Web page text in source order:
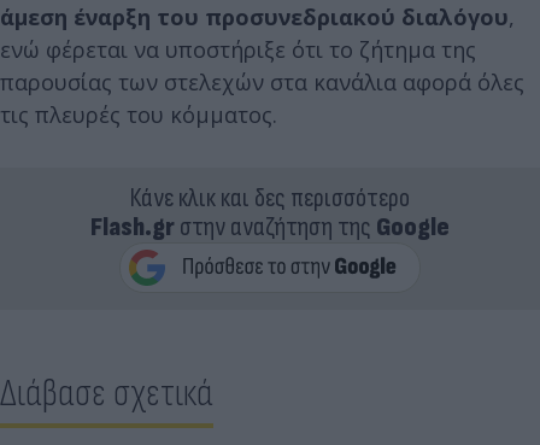
άμεση έναρξη του προσυνεδριακού διαλόγου,
ενώ φέρεται να υποστήριξε ότι το ζήτημα της
παρουσίας των στελεχών στα κανάλια αφορά όλες
τις πλευρές του κόμματος.
Κάνε κλικ και δες περισσότερο
Flash.grστην αναζήτηση της Google
Διάβασε σχετικά